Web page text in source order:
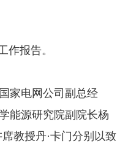
作报告。
家电网公司副总经
能源研究院副院长杨
教授丹·卡门分别以致